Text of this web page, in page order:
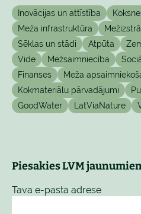
Inovācijas un attīstība
Meža infrastruktūra
Sēklas un stādi
Atpūta
Vide
Mežsaimniecība
Finanses
Meža
Kokmateriālu pārvadājumi
GoodWater
LatViaNature
Piesakies LVM
Tava e-pasta adrese